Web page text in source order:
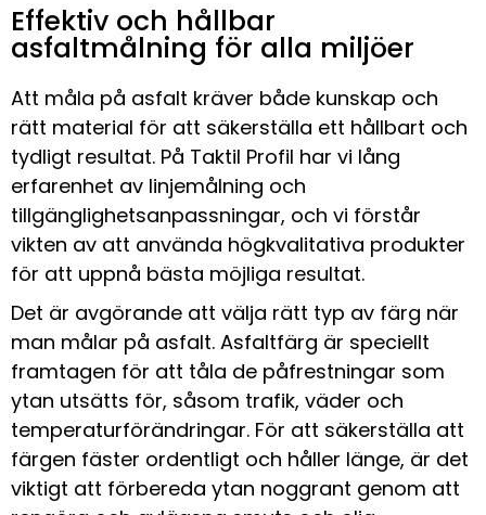
Effektiv och hållbar
asfaltmålning för alla miljöer
Att måla på asfalt kräver både kunskap och
rätt material för att säkerställa ett hållbart och
tydligt resultat. På Taktil Profil har vi lång
erfarenhet av linjemålning och
tillgänglighetsanpassningar, och vi förstår
vikten av att använda högkvalitativa produkter
för att uppnå bästa möjliga resultat.
Det är avgörande att välja rätt typ av färg när
man målar på asfalt. Asfaltfärg är speciellt
framtagen för att tåla de påfrestningar som
ytan utsätts för, såsom trafik, väder och
temperaturförändringar. För att säkerställa att
färgen fäster ordentligt och håller länge, är det
viktigt att förbereda ytan noggrant genom att